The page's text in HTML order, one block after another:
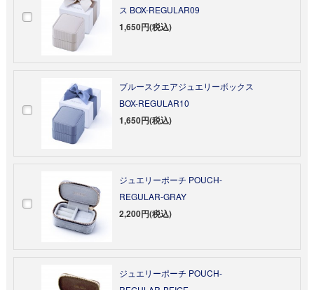
ス BOX-REGULAR09
1,650円(税込)
ブルースクエアジュエリーボックス
BOX-REGULAR10
1,650円(税込)
ジュエリーポーチ POUCH-
REGULAR-GRAY
2,200円(税込)
ジュエリーポーチ POUCH-